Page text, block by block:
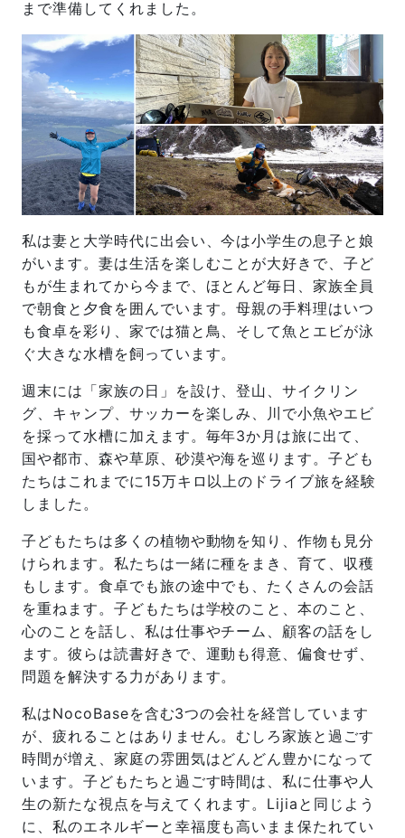
まで準備してくれました。
私は妻と大学時代に出会い、今は小学生の息子と娘
がいます。妻は生活を楽しむことが大好きで、子ど
もが生まれてから今まで、ほとんど毎日、家族全員
で朝食と夕食を囲んでいます。母親の手料理はいつ
も食卓を彩り、家では猫と鳥、そして魚とエビが泳
ぐ大きな水槽を飼っています。
週末には「家族の日」を設け、登山、サイクリン
グ、キャンプ、サッカーを楽しみ、川で小魚やエビ
を採って水槽に加えます。毎年3か月は旅に出て、
国や都市、森や草原、砂漠や海を巡ります。子ども
たちはこれまでに15万キロ以上のドライブ旅を経験
しました。
子どもたちは多くの植物や動物を知り、作物も見分
けられます。私たちは一緒に種をまき、育て、収穫
もします。食卓でも旅の途中でも、たくさんの会話
を重ねます。子どもたちは学校のこと、本のこと、
心のことを話し、私は仕事やチーム、顧客の話をし
ます。彼らは読書好きで、運動も得意、偏食せず、
問題を解決する力があります。
私はNocoBaseを含む3つの会社を経営しています
が、疲れることはありません。むしろ家族と過ごす
時間が増え、家庭の雰囲気はどんどん豊かになって
います。子どもたちと過ごす時間は、私に仕事や人
生の新たな視点を与えてくれます。Lijiaと同じよう
に、私のエネルギーと幸福度も高いまま保たれてい